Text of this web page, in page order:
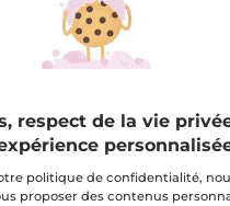
AU
Flacon
1 acheté, 2e à -
respect de la vie
politique de confidentialité,
proposer des contenus